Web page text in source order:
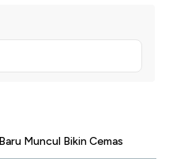
Muncul Bikin Cemas